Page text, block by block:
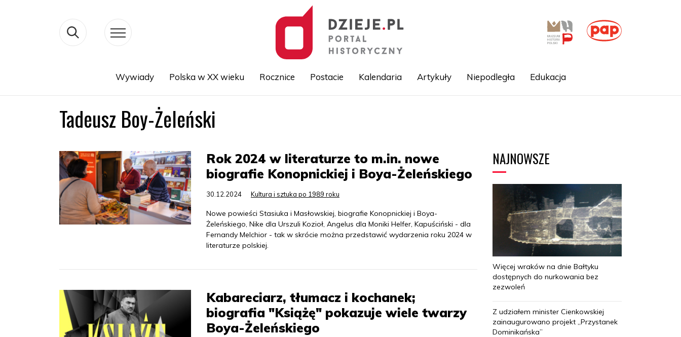
Wywiady Polska w XX wieku Rocznice Postacie Kalendaria Artykuły Niepodległa Edukacja
Tadeusz Boy-Żeleński
Rok 2024 w literaturze to m.in. nowe
biografie Konopnickiej i Boya-Żeleńskiego
30.12.2024 Kultura i sztuka po 1989 roku
Nowe powieści Stasiuka i Masłowskiej, biografie Konopnickiej i Boya-
Żeleńskiego, Nike dla Urszuli Kozioł, Angelus dla Moniki Helfer, Kapuściński - dla
Fernandy Melchior - tak w skrócie można przedstawić wydarzenia roku 2024 w
literaturze polskiej.
Kabareciarz, tłumacz i kochanek;
biografia "Książę" pokazuje wiele twarzy
Boya-Żeleńskiego
NAJNOWSZE
Więcej wraków na dnie Bałtyku
dostępnych do nurkowania bez
zezwoleń
Z udziałem minister Cienkowskiej
zainaugurowano projekt „Przystanek
Dominikańska”